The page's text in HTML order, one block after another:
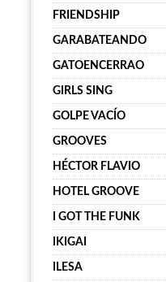
FRIENDSHIP
GARABATEANDO
GATOENCERRAO
GIRLS SING
GOLPE VACÍO
GROOVES
HÉCTOR FLAVIO
HOTEL GROOVE
I GOT THE FUNK
IKIGAI
ILESA